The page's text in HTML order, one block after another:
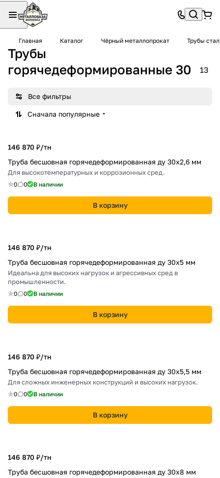
Главная Каталог Чёрный металлопрокат Трубы
Трубы
горячедеформированные 30
13
Все фильтры
Сначала популярные
146 870 ₽/тн
Труба бесшовная горячедеформированная ду 30х2,6 мм
Для высокотемпературных и коррозионных сред.
0 0 В наличии
В корзину
146 870 ₽/тн
Труба бесшовная горячедеформированная ду 30х5 мм
Идеальна для высоких нагрузок и агрессивных сред в
промышленности.
0 0 В наличии
В корзину
146 870 ₽/тн
Труба бесшовная горячедеформированная ду 30х5,5 мм
Для сложных инженерных конструкций и высоких нагрузок.
0 0 В наличии
В корзину
146 870 ₽/тн
Труба бесшовная горячедеформированная ду 30х8 мм